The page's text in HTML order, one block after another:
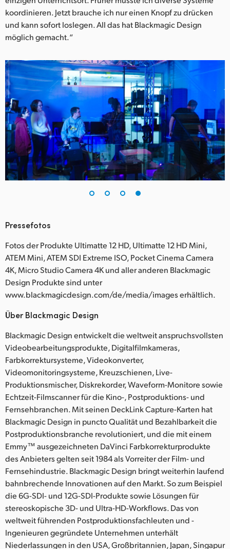
koordinieren. Jetzt brauche ich nur einen Knopf zu drücken
und kann sofort loslegen. All das hat Blackmagic Design
möglich gemacht.“
Pressefotos
Fotos der Produkte Ultimatte 12 HD, Ultimatte 12 HD Mini,
ATEM Mini, ATEM SDI Extreme ISO, Pocket Cinema Camera
4K, Micro Studio Camera 4K und aller anderen Blackmagic
Design Produkte sind unter
www.blackmagicdesign.com/de/media/images erhältlich.
Über Blackmagic Design
Blackmagic Design entwickelt die weltweit anspruchsvollsten
Videobearbeitungsprodukte, Digitalfilmkameras,
Farbkorrektursysteme, Videokonverter,
Videomonitoringsysteme, Kreuzschienen, Live-
Produktionsmischer, Diskrekorder, Waveform-Monitore sowie
Echtzeit-Filmscanner für die Kino-, Postproduktions- und
Fernsehbranchen. Mit seinen DeckLink Capture-Karten hat
Blackmagic Design in puncto Qualität und Bezahlbarkeit die
Postproduktionsbranche revolutioniert, und die mit einem
Emmy™ ausgezeichneten DaVinci Farbkorrekturprodukte
des Anbieters gelten seit 1984 als Vorreiter der Film- und
Fernsehindustrie. Blackmagic Design bringt weiterhin laufend
bahnbrechende Innovationen auf den Markt. So zum Beispiel
die 6G-SDI- und 12G-SDI-Produkte sowie Lösungen für
stereoskopische 3D- und Ultra-HD-Workflows. Das von
weltweit führenden Postproduktionsfachleuten und -
Ingenieuren gegründete Unternehmen unterhält
Niederlassungen in den USA, Großbritannien, Japan, Singapur